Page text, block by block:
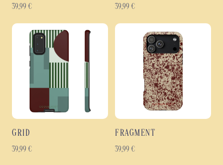
39,99 € 39,99 €
GRID
39,99 €
FRAGMENT
39,99 €